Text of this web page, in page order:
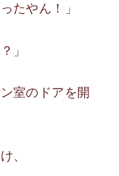
たやん！」
」
室のドアを開
、